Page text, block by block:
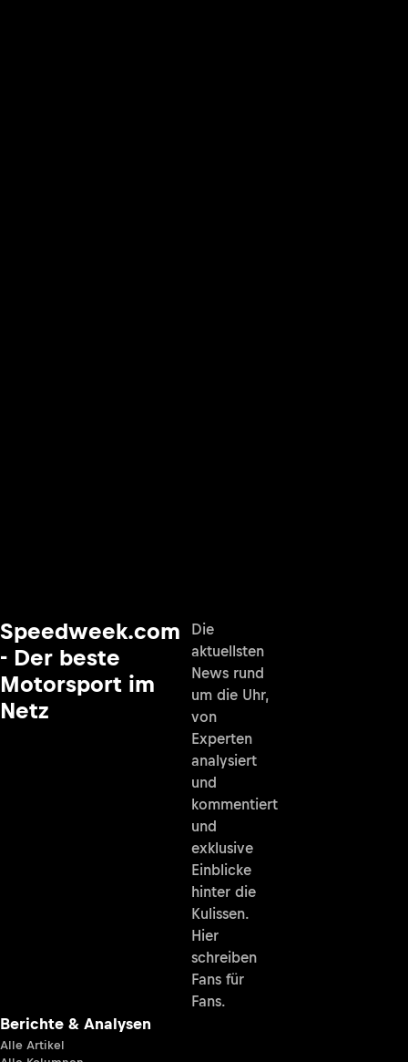
Speedweek.com
- Der beste
Motorsport im
Netz
Die
aktuellsten
News rund
um die Uhr,
von
Experten
analysiert
und
kommentiert
und
exklusive
Einblicke
hinter die
Kulissen.
Hier
schreiben
Fans für
Fans.
Berichte & Analysen
Alle Artikel